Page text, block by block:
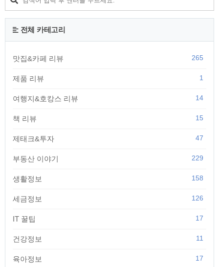
전체 카테고리
맛집&카페 리뷰 265
제품 리뷰 1
여행지&호캉스 리뷰 14
책 리뷰 15
제태크&투자 47
부동산 이야기 229
생활정보 158
세금정보 126
IT 꿀팁 17
건강정보 11
육아정보 17